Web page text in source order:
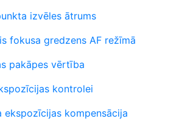
izvēles ātrums
fokusa gredzens AF režīmā
pakāpes vērtība
kontrolei
ekspozīcijas kompensācija